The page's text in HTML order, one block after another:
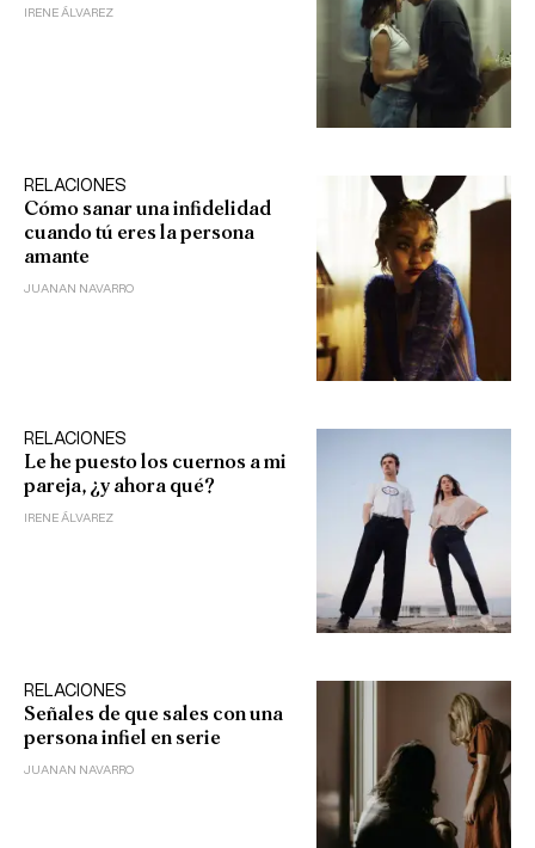
IRENE ÁLVAREZ
RELACIONES
Cómo sanar una infidelidad
cuando tú eres la persona
amante
JUANAN NAVARRO
RELACIONES
Le he puesto los cuernos a mi
pareja, ¿y ahora qué?
IRENE ÁLVAREZ
RELACIONES
Señales de que sales con una
persona infiel en serie
JUANAN NAVARRO